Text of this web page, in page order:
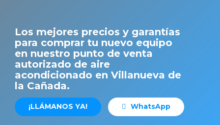
Los mejores precios y garantías
para comprar tu nuevo equipo
en nuestro punto de venta
autorizado de aire
acondicionado en Villanueva de
la Cañada.
¡LLÁMANOS YA! WhatsApp